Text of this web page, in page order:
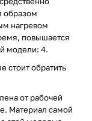
образом
нагревом
повышается
модели: 4.
стоит обратить
от рабочей
Материал самой